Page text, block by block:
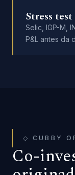
Stress
Selic, IGP-M,
P&L antes da
◇ CUBBY
Co-